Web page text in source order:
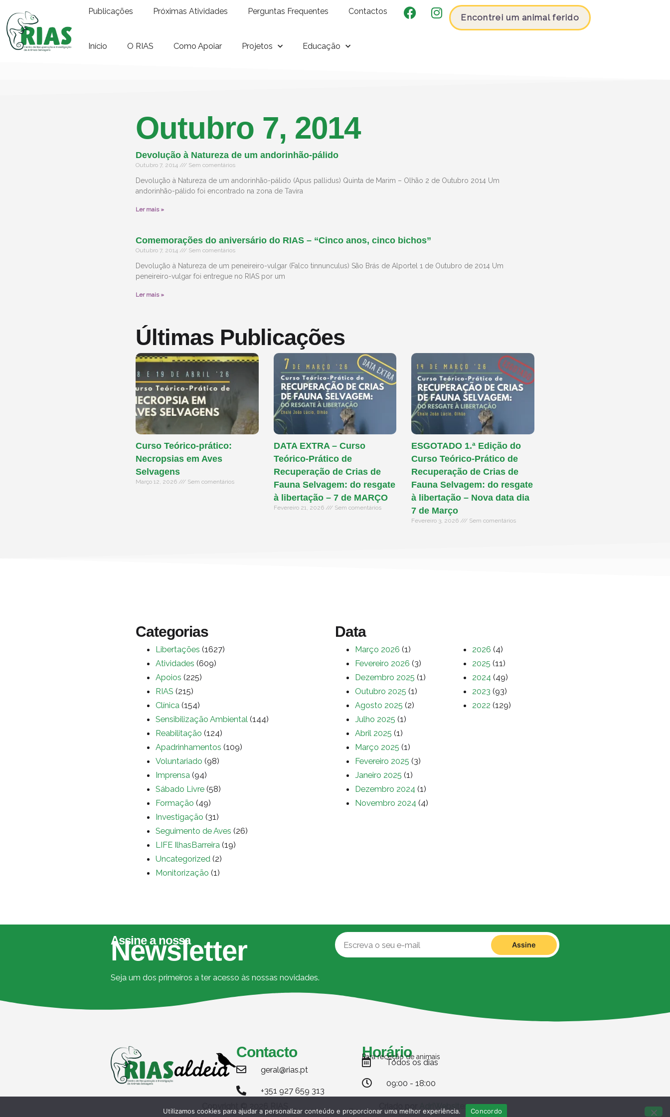
Publicações Próximas Atividades Perguntas Frequentes Contactos
Encontrei um animal ferido
Início O RIAS Como Apoiar Projetos Educação
Outubro 7, 2014
Devolução à Natureza de um andorinhão-pálido
Outubro 7, 2014 Sem comentários
Devolução à Natureza de um andorinhão-pálido (Apus pallidus) Quinta de Marim – Olhão 2 de Outubro 2014 Um
andorinhão-pálido foi encontrado na zona de Tavira
Ler mais »
Comemorações do aniversário do RIAS – “Cinco anos, cinco bichos”
Outubro 7, 2014 Sem comentários
Devolução à Natureza de um peneireiro-vulgar (Falco tinnunculus) São Brás de Alportel 1 de Outubro de 2014 Um
peneireiro-vulgar foi entregue no RIAS por um
Ler mais »
Últimas Publicações
Curso Teórico-prático:
Necropsias em Aves
Selvagens
Março 12, 2026 Sem comentários
DATA EXTRA – Curso
Teórico-Prático de
Recuperação de Crias de
Fauna Selvagem: do resgate
à libertação – 7 de MARÇO
Fevereiro 21, 2026 Sem comentários
ESGOTADO 1.ª Edição do
Curso Teórico-Prático de
Recuperação de Crias de
Fauna Selvagem: do resgate
à libertação – Nova data dia
7 de Março
Fevereiro 3, 2026 Sem comentários
Categorias
Libertações (1627)
Atividades (609)
Apoios (225)
RIAS (215)
Clínica (154)
Sensibilização Ambiental (144)
Reabilitação (124)
Apadrinhamentos (109)
Voluntariado (98)
Imprensa (94)
Sábado Livre (58)
Formação (49)
Investigação (31)
Seguimento de Aves (26)
LIFE IlhasBarreira (19)
Uncategorized (2)
Monitorização (1)
Data
Março 2026 (1)
Fevereiro 2026 (3)
Dezembro 2025 (1)
Outubro 2025 (1)
Agosto 2025 (2)
Julho 2025 (1)
Abril 2025 (1)
Março 2025 (1)
Fevereiro 2025 (3)
Janeiro 2025 (1)
Dezembro 2024 (1)
Novembro 2024 (4)
2026 (4)
2025 (11)
2024 (49)
2023 (93)
2022 (129)
Assine a nossa
Newsletter
Seja um dos primeiros a ter acesso às nossas novidades.
Assine
Contacto
geral@rias.pt
+351 927 659 313
Horário
Para receção de animais
Todos os dias
09:00 - 18:00
Copyright © 2026 RIAS Criado por AdriWebsites
Politica de Privacidade Termos e condições
Utilizamos cookies para ajudar a personalizar conteúdo e proporcionar uma melhor experiência. Concordo